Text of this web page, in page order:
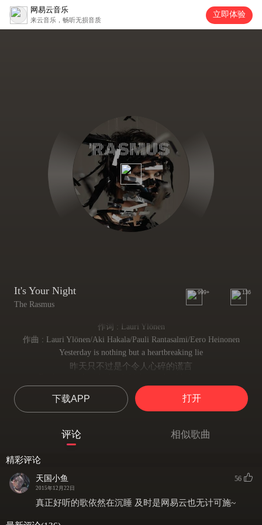
网易云音乐
来云音乐，畅听无损音质
立即体验
It's Your Night
The Rasmus
999+ 136
作词 : Lauri Ylönen
作曲 : Lauri Ylönen/Aki Hakala/Pauli Rantasalmi/Eero Heinonen
Yesterday is nothing but a heartbreaking lie
昨天只不过是个令人心碎的谎言
即使你遍体鳞伤，但我建议你最好还是尝试着重新来过
You don't know why but you wonder if he'll ever call
你不知道为什么事情会到如此地步，你也不确定你等的人是否还会
那就干脆别管他，难道你看不见墙上的涂鸦么？
Get down on the floor
下载APP 打开
评论 相似歌曲
精彩评论
天国小鱼
2015年12月22日
56
真正好听的歌依然在沉睡 及时是网易云也无计可施~